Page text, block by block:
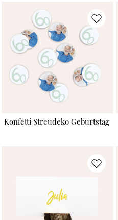
Konfetti Streudeko Geburtstag